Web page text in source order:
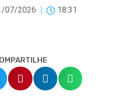
07/2026 18:31